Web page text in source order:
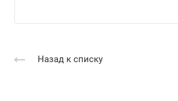
Назад к списку